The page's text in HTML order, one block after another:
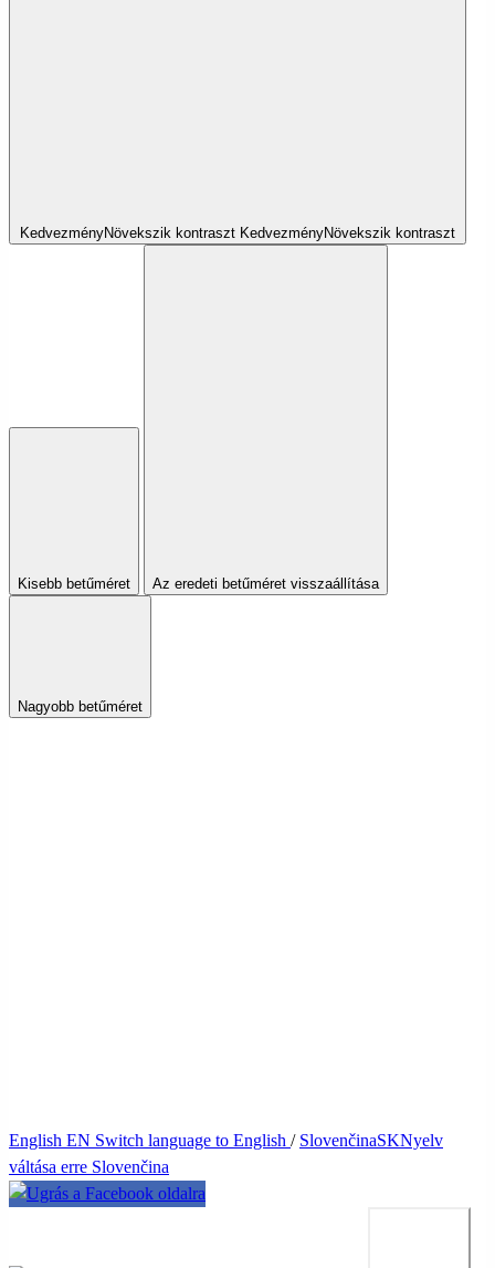
KedvezményNövekszik kontraszt KedvezményNövekszik kontraszt
Kisebb betűméret Az eredeti betűméret visszaállítása
Nagyobb betűméret
English EN Switch language to English / SlovenčinaSKNyelv
váltása erre Slovenčina